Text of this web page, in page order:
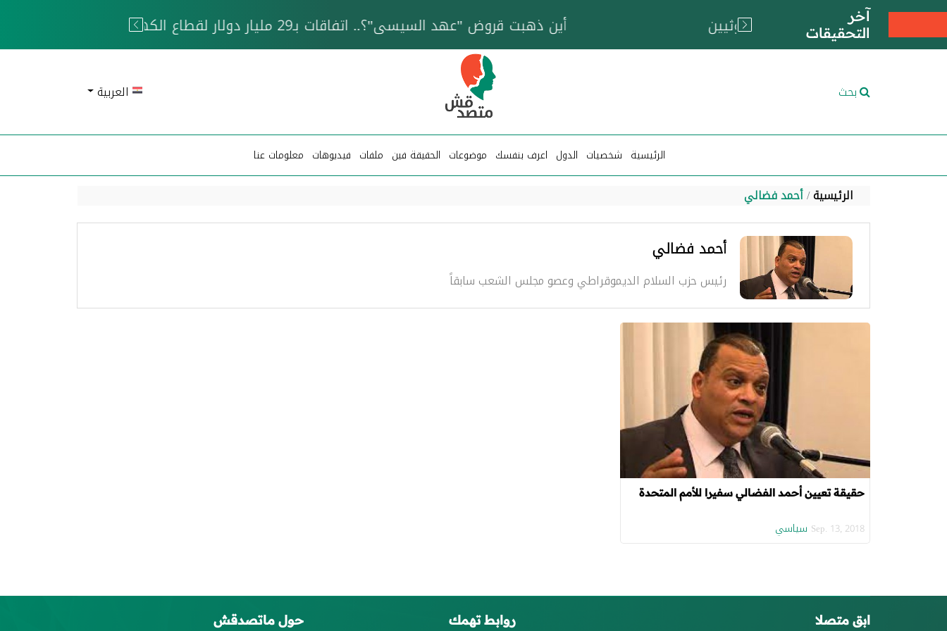
آخر
التحقيقات
خزان عائم.. "متصدقش" تتبع شبكة ناقلات وقود تخدم الحوثيين
بحث العربية
الرئيسية شخصيات الدول اعرف بنفسك موضوعات الحقيقة فين ملفات فيديوهات معلومات عنا
الرئيسية أحمد فضالي
أحمد فضالي
رئيس حزب السلام الديموقراطي وعصو مجلس الشعب سابقاً
حقيقة تعيين أحمد الفضالي سفيرا للأمم المتحدة
Sep. 13, 2018 سياسي
ابق متصلا روابط تهمك حول ماتصدقش